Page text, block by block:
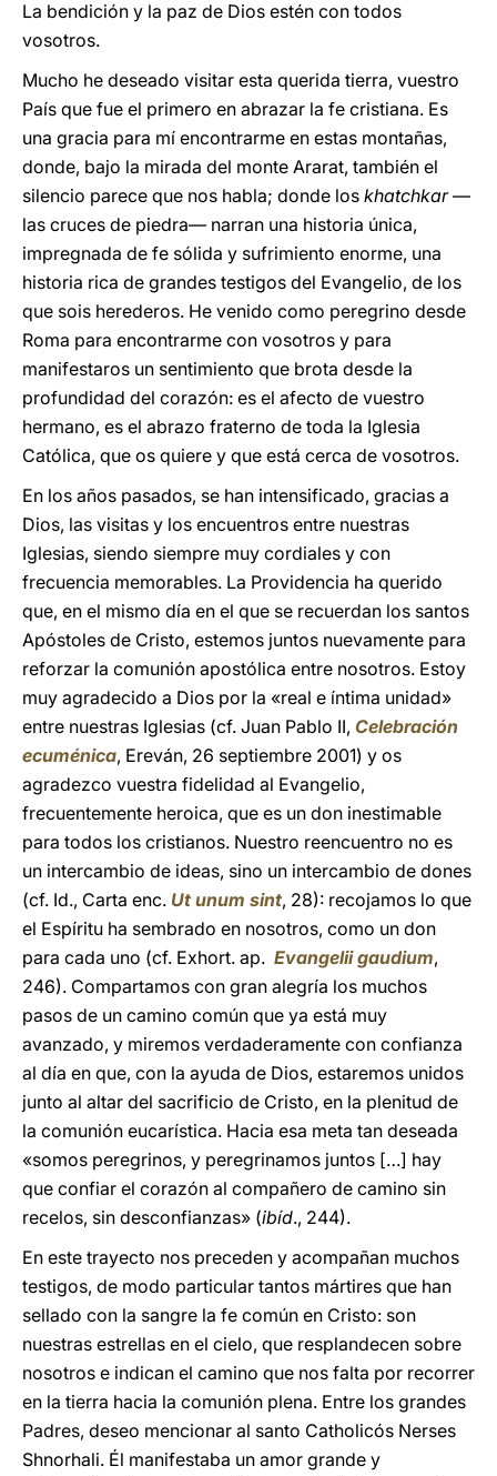
La bendición y la paz de Dios estén con todos
vosotros.
Mucho he deseado visitar esta querida tierra, vuestro
País que fue el primero en abrazar la fe cristiana. Es
una gracia para mí encontrarme en estas montañas,
donde, bajo la mirada del monte Ararat, también el
silencio parece que nos habla; donde los khatchkar—
las cruces de piedra— narran una historia única,
impregnada de fe sólida y sufrimiento enorme, una
historia rica de grandes testigos del Evangelio, de los
que sois herederos. He venido como peregrino desde
Roma para encontrarme con vosotros y para
manifestaros un sentimiento que brota desde la
profundidad del corazón: es el afecto de vuestro
hermano, es el abrazo fraterno de toda la Iglesia
Católica, que os quiere y que está cerca de vosotros.
En los años pasados, se han intensificado, gracias a
Dios, las visitas y los encuentros entre nuestras
Iglesias, siendo siempre muy cordiales y con
frecuencia memorables. La Providencia ha querido
que, en el mismo día en el que se recuerdan los santos
Apóstoles de Cristo, estemos juntos nuevamente para
reforzar la comunión apostólica entre nosotros. Estoy
muy agradecido a Dios por la «real e íntima unidad»
entre nuestras Iglesias (cf. Juan Pablo II, Celebración
ecuménica, Ereván, 26 septiembre 2001) y os
agradezco vuestra fidelidad al Evangelio,
frecuentemente heroica, que es un don inestimable
para todos los cristianos. Nuestro reencuentro no es
un intercambio de ideas, sino un intercambio de dones
(cf. Id., Carta enc. Ut unum sint, 28): recojamos lo que
el Espíritu ha sembrado en nosotros, como un don
para cada uno (cf. Exhort. ap. Evangelii gaudium,
246). Compartamos con gran alegría los muchos
pasos de un camino común que ya está muy
avanzado, y miremos verdaderamente con confianza
al día en que, con la ayuda de Dios, estaremos unidos
junto al altar del sacrificio de Cristo, en la plenitud de
la comunión eucarística. Hacia esa meta tan deseada
«somos peregrinos, y peregrinamos juntos […] hay
que confiar el corazón al compañero de camino sin
recelos, sin desconfianzas» (ibíd., 244).
En este trayecto nos preceden y acompañan muchos
testigos, de modo particular tantos mártires que han
sellado con la sangre la fe común en Cristo: son
nuestras estrellas en el cielo, que resplandecen sobre
nosotros e indican el camino que nos falta por recorrer
en la tierra hacia la comunión plena. Entre los grandes
Padres, deseo mencionar al santo Catholicós Nerses
Shnorhali. Él manifestaba un amor grande y